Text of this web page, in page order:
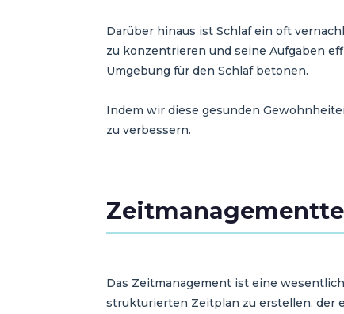
Darüber hinaus ist Schlaf ein oft
zu konzentrieren und seine Aufgaben
Umgebung für den Schlaf betonen.
Indem wir diese gesunden
zu verbessern.
Das Zeitmanagement ist eine
strukturierten Zeitplan zu erstellen, der